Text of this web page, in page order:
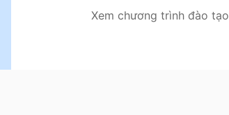
Xem chương trình đào tạo